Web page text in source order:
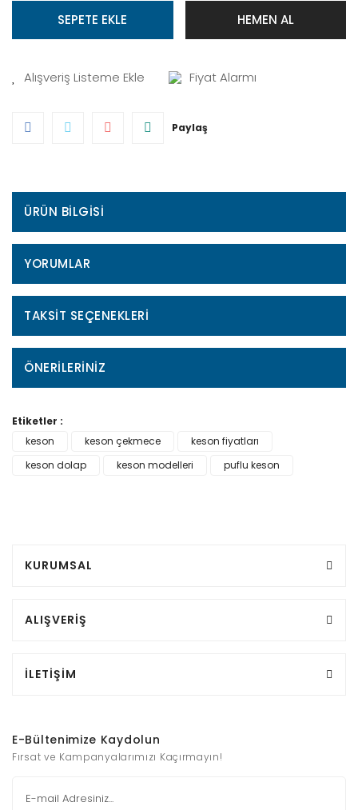
SEPETE EKLE HEMEN AL
Fiyat Alarmı
Paylaş
ÜRÜN BILGISI
YORUMLAR
TAKSIT SEÇENEKLERI
ÖNERILERINIZ
Etiketler :
keson
keson çekmece
keson fiyatları
keson dolap
keson modelleri puflu keson
KURUMSAL
ALIŞVERİŞ
İLETİŞİM
E-Bültenimize Kaydolun
Fırsat ve Kampanyalarımızı Kaçırmayın!